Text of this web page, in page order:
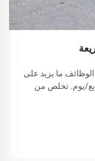
ما يزيد على
ما يعادل 1000 متر مربع/يوم. تخلص من